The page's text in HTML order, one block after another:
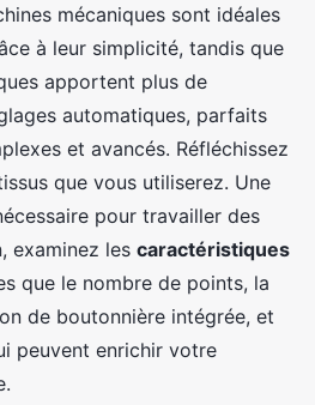
mécaniques sont idéales
à leur simplicité, tandis que
apportent plus de
automatiques, parfaits
et avancés. Réfléchissez
que vous utiliserez. Une
pour travailler des
examinez les caractéristiques
que le nombre de points, la
de boutonnière intégrée, et
peuvent enrichir votre